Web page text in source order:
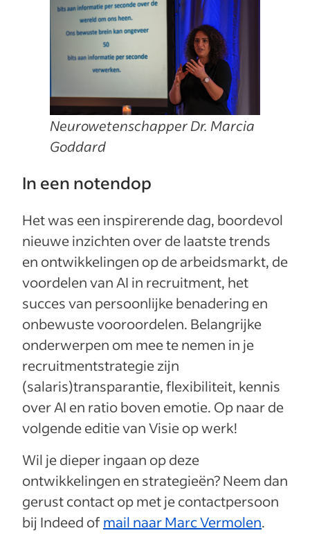
NeurowetenschapperDr. Marcia
Goddard
In een notendop
Het was een inspirerende dag, boordevol
nieuwe inzichten over de laatste trends
en ontwikkelingen op de arbeidsmarkt, de
voordelen van AI in recruitment, het
succes van persoonlijke benadering en
onbewuste vooroordelen. Belangrijke
onderwerpen om mee te nemen in je
recruitmentstrategie zijn
(salaris)transparantie, flexibiliteit, kennis
over AI en ratio boven emotie. Op naar de
volgende editie van Visie op werk!
Wil je dieper ingaan op deze
ontwikkelingen en strategieën? Neem dan
gerust contact op met je contactpersoon
bij Indeed of mail naar Marc Vermolen.